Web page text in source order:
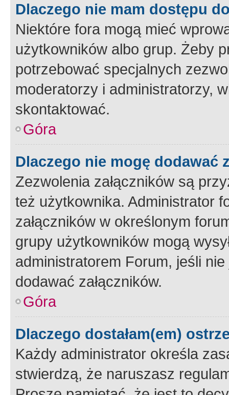
Dlaczego nie mam dostępu
Niektóre fora mogą mieć
użytkowników albo grup. Żeby
potrzebować specjalnych
moderatorzy i administratorzy,
skontaktować.
Góra
Dlaczego nie mogę dodawać
Zezwolenia załączników są
też użytkownika. Administrator
załączników w określonym
grupy użytkowników mogą
administratorem Forum, jeśli
dodawać załączników.
Góra
Dlaczego dostałam(em)
Każdy administrator określa
stwierdzą, że naruszasz